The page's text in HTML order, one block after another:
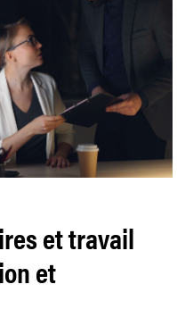
et travail
et